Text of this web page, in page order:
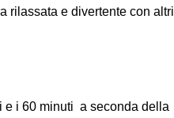
rilassata e divertente con altri
i 60 minuti  a seconda della